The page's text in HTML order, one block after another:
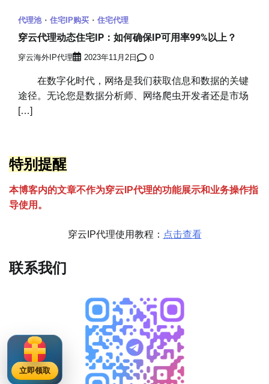
代理池 住宅IP购买 住宅代理
穿云代理动态住宅IP：如何确保IP可用率99%以上？
穿云海外IP代理 2023年11月2日 0
在数字化时代，网络是我们获取信息和数据的关键
途径。无论您是数据分析师、网络爬虫开发者还是市场
[…]
特别提醒
本博客内的文章不作为穿云 P代理的功能展示和业务操作指
导使用。
穿云IP代理使用教程： 点击查看
联系我们
立即领取